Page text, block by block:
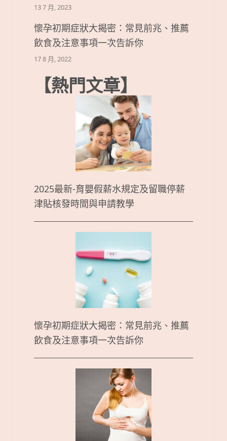
13 7 月, 2023
懷孕初期症狀大揭密：常見前兆、推薦
飲食及注意事項一次告訴你
17 8 月, 2022
【熱門文章】
2025最新-育嬰假薪水規定及留職停薪
津貼核發時間與申請教學
懷孕初期症狀大揭密：常見前兆、推薦
飲食及注意事項一次告訴你